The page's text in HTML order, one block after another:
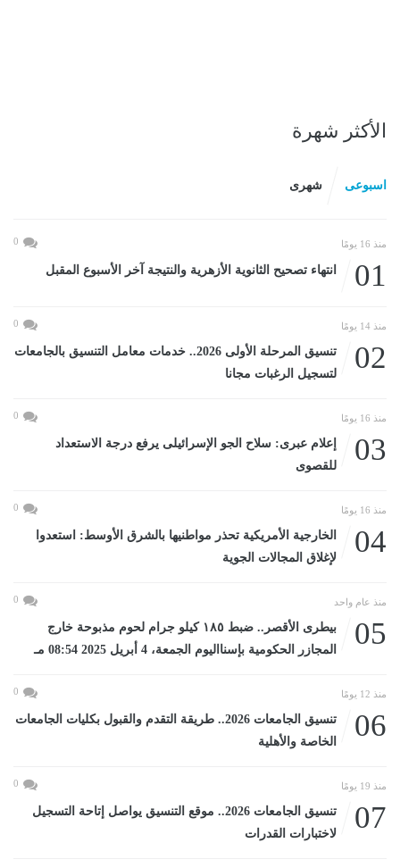
الأكثر شهرة
اسبوعى شهرى
منذ 16 يومًا 0
01 انتهاء تصحيح الثانوية الأزهرية والنتيجة آخر الأسبوع المقبل
منذ 14 يومًا 0
02
تنسيق المرحلة الأولى 2026.. خدمات معامل التنسيق بالجامعات
لتسجيل الرغبات مجانا
منذ 16 يومًا 0
03
إعلام عبرى: سلاح الجو الإسرائيلى يرفع درجة الاستعداد
للقصوى
منذ 16 يومًا 0
04
الخارجية الأمريكية تحذر مواطنيها بالشرق الأوسط: استعدوا
لإغلاق المجالات الجوية
منذ عام واحد 0
05
بيطرى الأقصر.. ضبط ١٨٥ كيلو جرام لحوم مذبوحة خارج
المجازر الحكومية بإسنااليوم الجمعة، 4 أبريل 2025 08:54 مـ
منذ 12 يومًا 0
06
تنسيق الجامعات 2026.. طريقة التقدم والقبول بكليات الجامعات
الخاصة والأهلية
منذ 19 يومًا 0
07
تنسيق الجامعات 2026.. موقع التنسيق يواصل إتاحة التسجيل
لاختبارات القدرات